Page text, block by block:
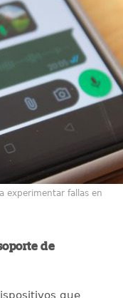
experimentar fallas en
de
que